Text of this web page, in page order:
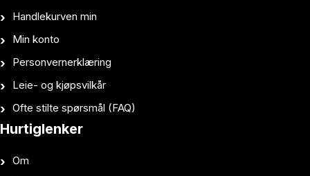
Handlekurven min
Min konto
Personvernerklæring
Leie- og kjøpsvilkår
Ofte stilte spørsmål (FAQ)
Hurtiglenker
Om